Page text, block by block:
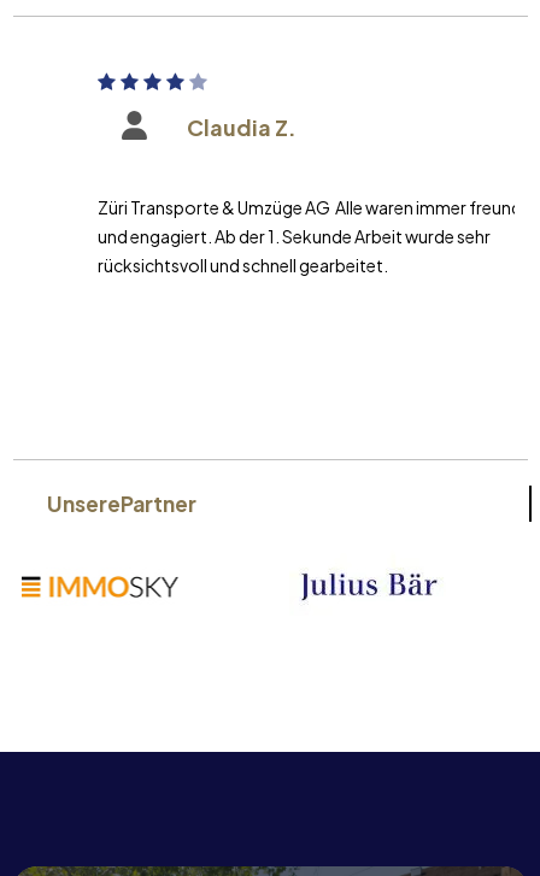
Claudia Z.
Züri Transporte & Umzüge AG Alle waren immer freundlich
und engagiert. Ab der 1. Sekunde Arbeit wurde sehr
rücksichtsvoll und schnell gearbeitet.
UnserePartner